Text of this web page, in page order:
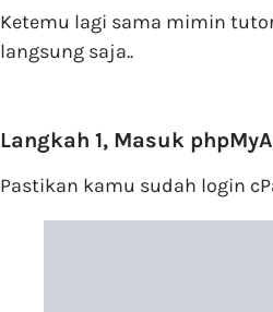
Ketemu lagi sama mimin
langsung saja..
Langkah 1, Masuk
Pastikan kamu sudah login